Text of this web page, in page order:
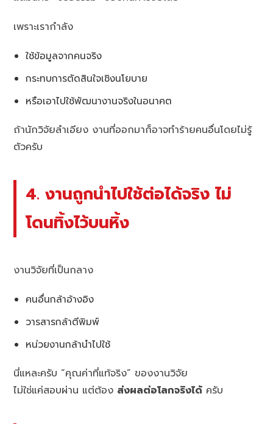
เพราะเรากำลัง
ใช้ข้อมูลจากคนจริง
กระทบการตัดสินใจเชิงนโยบาย
หรือเอาไปใช้พัฒนางานจริงในอนาคต
ถ้านักวิจัยลำเอียง งานที่ออกมาก็อาจทำร้ายคนอื่นโดยไม่รู้
ตัวครับ
4. งานถูกนำไปใช้ต่อได้จริง ไม่
โดนทิ้งไว้บนหิ้ง
งานวิจัยที่เป็นกลาง
คนอื่นกล้าอ้างอิง
วารสารกล้าตีพิมพ์
หน่วยงานกล้านำไปใช้
นี่แหละครับ “คุณค่าที่แท้จริง” ของงานวิจัย
ไม่ใช่แค่สอบผ่าน แต่ต้อง ส่งผลต่อโลกจริงได้ ครับ